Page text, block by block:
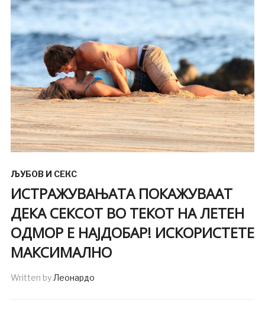
ЉУБОВ И СЕКС
ИСТРАЖУВАЊАТА ПОКАЖУВААТ
ДЕКА СЕКСОТ ВО ТЕКОТ НА ЛЕТЕН
ОДМОР Е НАЈДОБАР! ИСКОРИСТЕТЕ
МАКСИМАЛНО
Written byЛеонардо